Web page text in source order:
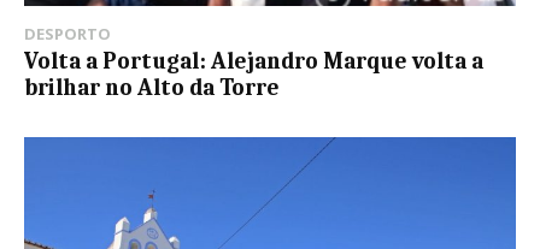
DESPORTO
Volta a Portugal: Alejandro Marque volta a
brilhar no Alto da Torre